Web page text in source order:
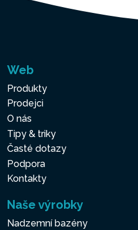
Web
Produkty
Prodejci
O nás
Tipy & triky
Časté dotazy
Podpora
Kontakty
Naše výrobky
Nadzemní bazény